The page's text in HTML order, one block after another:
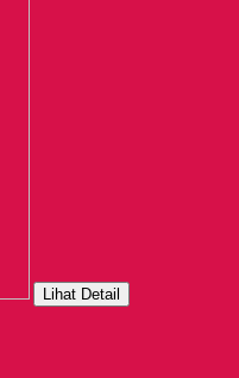
Lihat Detail